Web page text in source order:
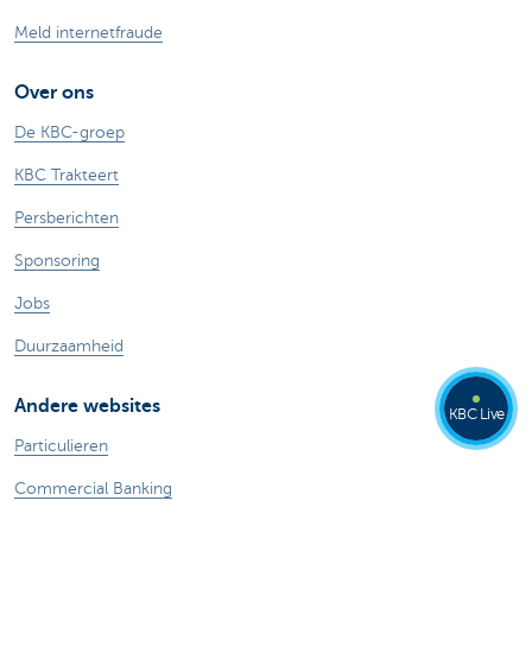
Meld internetfraude
Over ons
De KBC-groep
KBC Trakteert
Persberichten
Sponsoring
Jobs
Duurzaamheid
Andere websites
Particulieren
Commercial Banking
KBC Live